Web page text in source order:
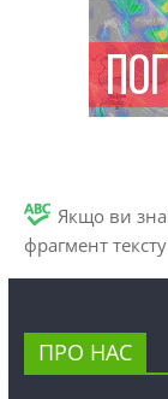
Якщо ви
фрагмент
ПРО НАС